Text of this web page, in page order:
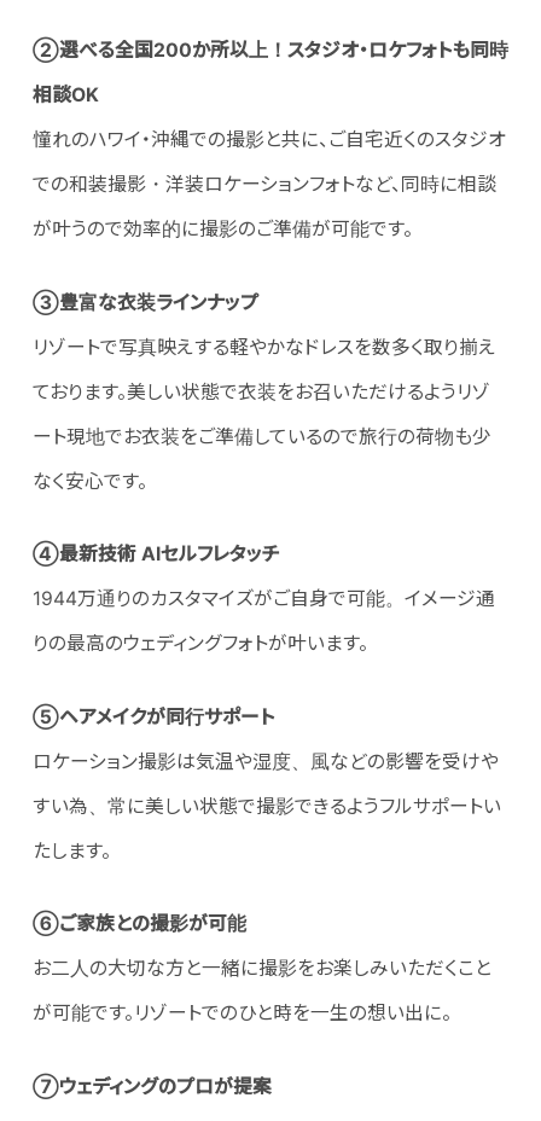
②選べる全国200か所以上！スタジオ・ロケフォトも同時
相談OK
憧れのハワイ・沖縄での撮影と共に、ご自宅近くのスタジオ
での和装撮影・洋装ロケーションフォトなど、同時に相談
が叶うので効率的に撮影のご準備が可能です。
③豊富な衣装ラインナップ
リゾートで写真映えする軽やかなドレスを数多く取り揃え
ております。美しい状態で衣装をお召いただけるようリゾ
ート現地でお衣装をご準備しているので旅行の荷物も少
なく安心です。
④最新技術 AIセルフレタッチ
1944万通りのカスタマイズがご自身で可能。イメージ通
りの最高のウェディングフォトが叶います。
⑤ヘアメイクが同行サポート
ロケーション撮影は気温や湿度、風などの影響を受けや
すい為、常に美しい状態で撮影できるようフルサポートい
たします。
⑥ご家族との撮影が可能
お二人の大切な方と一緒に撮影をお楽しみいただくこと
が可能です。リゾートでのひと時を一生の想い出に。
⑦ウェディングのプロが提案